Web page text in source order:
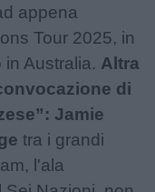
appena
Tour 2025, in
Australia. Altra
di
Jamie
tra i grandi
l'ala